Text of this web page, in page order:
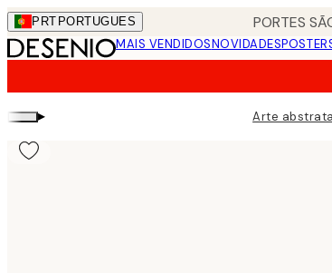
Skip
to
main
PRT PORTUGUES PORTES
MAIS VENDIDOSNOVIDADES
▸ Arte abstrata